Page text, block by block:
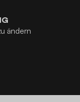
ändern